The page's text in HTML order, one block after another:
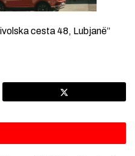
cesta 48, Lubjanë”